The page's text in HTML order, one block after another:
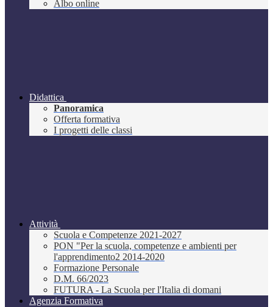
Albo online
Didattica
Panoramica
Offerta formativa
I progetti delle classi
Attività
Scuola e Competenze 2021-2027
PON "Per la scuola, competenze e ambienti per
l'apprendimento2 2014-2020
Formazione Personale
D.M. 66/2023
FUTURA - La Scuola per l'Italia di domani
Agenzia Formativa